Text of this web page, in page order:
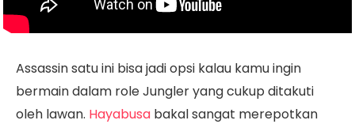
Assassin satu ini bisa jadi opsi kalau kamu ingin
bermain dalam role Jungler yang cukup ditakuti
oleh lawan. Hayabusa bakal sangat merepotkan